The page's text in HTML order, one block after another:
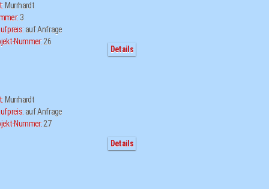
Murrhardt
3
auf Anfrage
Nummer:26
Details
Murrhardt
auf Anfrage
Nummer:27
Details